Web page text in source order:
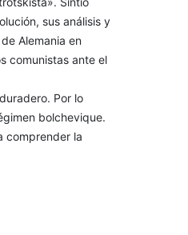
sus análisis y
Alemania en
comunistas ante el
Por lo
bolchevique.
comprender la